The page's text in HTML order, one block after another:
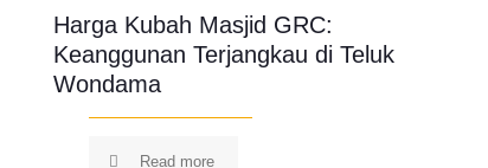
Harga Kubah Masjid GRC:
Keanggunan Terjangkau di Teluk
Wondama
Read more